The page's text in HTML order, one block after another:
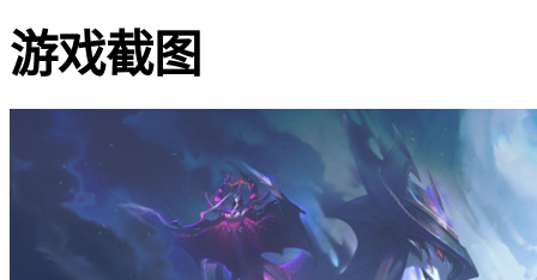
游戏截图